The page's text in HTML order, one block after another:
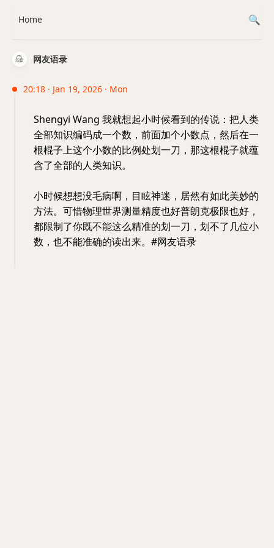
网友语录
20:18 · Jan 19, 2026 · Mon
Shengyi Wang 我就想起小时候看到的传说：把人类
全部知识编码成一个数，前面加个小数点，然后在一
根棍子上这个小数的比例处划一刀，那这根棍子就蕴
含了全部的人类知识。
小时候想想没毛病啊，目眩神迷，居然有如此美妙的
方法。可惜物理世界测量精度也好普朗克极限也好，
都限制了你既不能这么精准的划一刀，划不了几位小
数，也不能准确的读出来。#网友语录
Home